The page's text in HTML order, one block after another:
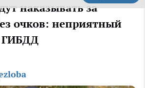
наказывать за
очков: неприятный
ГИБДД